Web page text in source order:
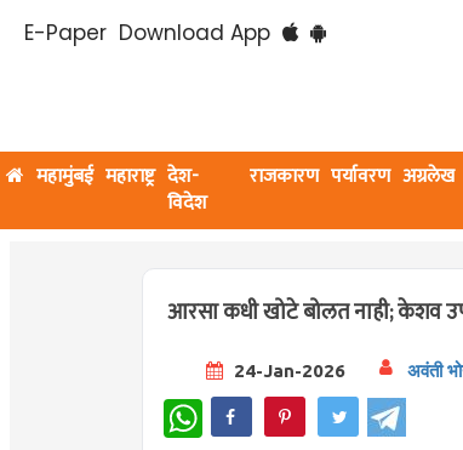
E-Paper Download App
महामुंबई महाराष्ट्र देश-
विदेश
राजकारण पर्यावरण अग्रलेख
आरसा कधी खोटे बोलत नाही; केशव
24-Jan-2026 अवंती
WhatsApp